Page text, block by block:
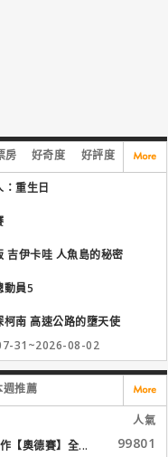
房 好奇度 好評度
：重生日
吉伊卡哇 人魚島的秘密
動員5
柯南 高速公路的墮天使
31~2026-08-02
週推薦
人氣
【奧德賽】全...
99801